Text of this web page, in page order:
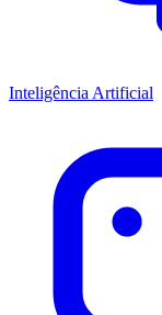
Inteligência Artificial